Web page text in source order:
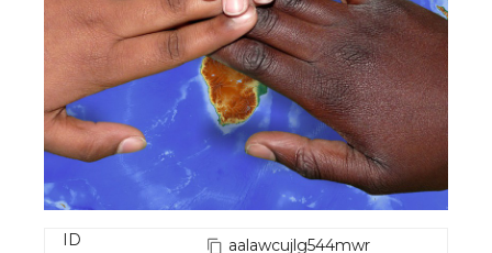
ID
aalawcujlg544mwr